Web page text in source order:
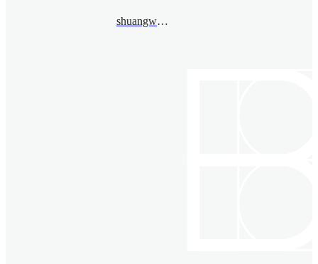
shuangwu@bimsa.cn